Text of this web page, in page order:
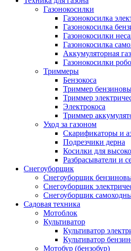
Газонокосилки
Газонокосилка
Газонокосилка
Газонокосилки
Газонокосилка
Аккумуляторная
Газонокосилки
Триммеры
Бензокоса
Триммер
Триммер
Электрокоса
Триммер
Уход за газоном
Скарификаторы и
Подрезчики дерна
Косилки для
Разбрасыватели и
Снегоуборщик
Снегоуборщик
Снегоуборщик
Снегоуборщик
Садовая техника
Мотоблок
Культиватор
Культиватор
Культиватор
Мотобур (бензобур)